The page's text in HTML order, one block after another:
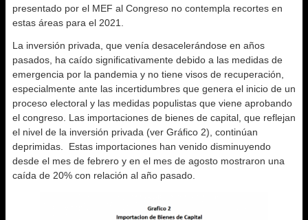
presentado por el MEF al Congreso no contempla recortes en
estas áreas para el 2021.
La inversión privada, que venía desacelerándose en años
pasados, ha caído significativamente debido a las medidas de
emergencia por la pandemia y no tiene visos de recuperación,
especialmente ante las incertidumbres que genera el inicio de un
proceso electoral y las medidas populistas que viene aprobando
el congreso. Las importaciones de bienes de capital, que reflejan
el nivel de la inversión privada (ver Gráfico 2), continúan
deprimidas. Estas importaciones han venido disminuyendo
desde el mes de febrero y en el mes de agosto mostraron una
caída de 20% con relación al año pasado.